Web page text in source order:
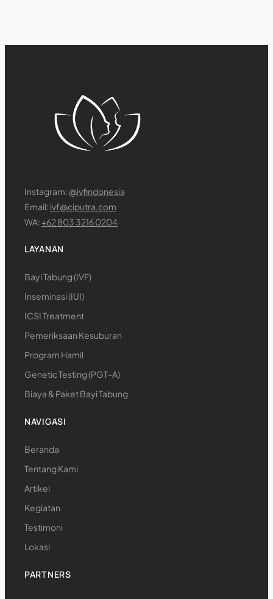
Instagram: @ivfindonesia
Email: ivf@ciputra.com
WA:+62 803 3216 0204
LAYANAN
Bayi Tabung (IVF)
Inseminasi (IUI)
ICSI Treatment
Pemeriksaan Kesuburan
Program Hamil
Genetic Testing (PGT-A)
Biaya & Paket Bayi Tabung
NAVIGASI
Beranda
Tentang Kami
Artikel
Kegiatan
Testimoni
Lokasi
PARTNERS